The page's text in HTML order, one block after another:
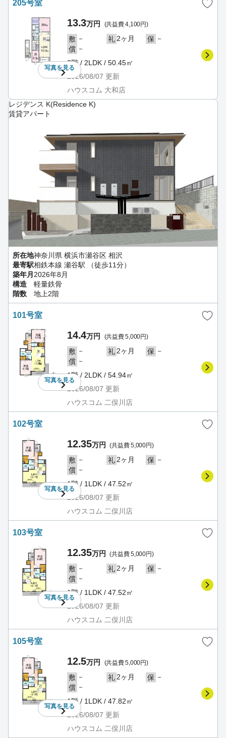
205号室
写真を見る
13.3万円 (共益費 4,100円)
敷 － 礼 2ヶ月 保 －
償 －
2階 / 2LDK / 50.45㎡
2026/08/07 更新
ハウスコム 大和店
レジデンス K(Residence K)
賃貸アパート
所在地神奈川県 横浜市瀬谷区 相沢
最寄駅相鉄本線 瀬谷駅 （徒歩11分）
築年月2026年8月
構造
軽量鉄骨
階数
地上2階
101号室
写真を見る
14.4万円 (共益費 5,000円)
敷 － 礼 2ヶ月 保 －
償 －
1階 / 2LDK / 54.94㎡
2026/08/07 更新
ハウスコム 二俣川店
102号室
写真を見る
12.35万円 (共益費 5,000円)
敷 － 礼 2ヶ月 保 －
償 －
1階 / 1LDK / 47.52㎡
2026/08/07 更新
ハウスコム 二俣川店
103号室
写真を見る
12.35万円 (共益費 5,000円)
敷 － 礼 2ヶ月 保 －
償 －
1階 / 1LDK / 47.52㎡
2026/08/07 更新
ハウスコム 二俣川店
105号室
写真を見る
12.5万円 (共益費 5,000円)
敷 － 礼 2ヶ月 保 －
償 －
1階 / 1LDK / 47.82㎡
2026/08/07 更新
ハウスコム 二俣川店